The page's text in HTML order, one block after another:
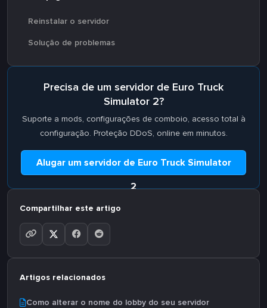
Reinstalar o servidor
Solução de problemas
Precisa de um servidor de Euro Truck
Simulator 2?
Suporte a mods, configurações de comboio, acesso total à
configuração. Proteção DDoS, online em minutos.
Alugar um servidor de Euro Truck Simulator
2
Compartilhar este artigo
Artigos relacionados
Como alterar o nome do lobby do seu servidor